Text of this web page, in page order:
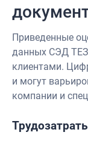
Приведенные
данных СЭД
клиентами.
и могут
компании и